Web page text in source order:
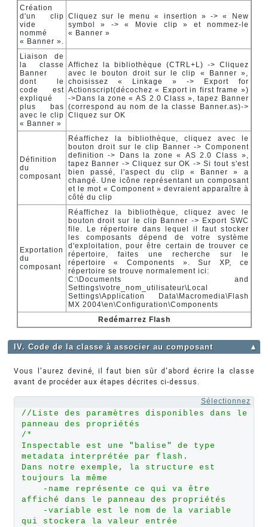
Création
d'un clip
vide
nommé
« Banner ».
Cliquez sur le menu « insertion » -> « New
symbol » -> « Movie clip » et nommez-le
« Banner »
Liaison de
la classe
Banner
dont le
code est
expliqué
plus bas
avec le clip
« Banner »
Affichez la bibliothèque (CTRL+L) -> Cliquez
avec le bouton droit sur le clip « Banner »,
choisissez « Linkage » -> Export for
Actionscript(décochez « Export in first frame »)
->Dans la zone « AS 2.0 Class », tapez Banner
(correspond au nom de la classe Banner.as)->
Cliquez sur OK
Définition
du
composant
Réaffichez la bibliothèque, cliquez avec le
bouton droit sur le clip Banner -> Component
definition -> Dans la zone « AS 2.0 Class »,
tapez Banner -> Cliquez sur OK -> Si tout s'est
bien passé, l'aspect du clip « Banner » a
changé. Une icône représentant un composant
et le mot « Component » devraient apparaître à
côté du clip
Exportation
du
composant
Réaffichez la bibliothèque, cliquez avec le
bouton droit sur le clip Banner -> Export SWC
file. Le répertoire dans lequel il faut stocker
les composants dépend de votre système
d'exploitation, pour être certain de trouver ce
répertoire, faites une recherche sur le
répertoire « Components ». Sur XP, ce
répertoire se trouve normalement ici:
C:\Documents and
Settings\votre_nom_utilisateur\Local
Settings\Application Data\Macromedia\Flash
MX 2004\en\Configuration\Components
Redémarrez Flash
IV. Code de la classe à associer au composant ▲
Vous l'aurez deviné, il faut bien sûr d'abord écrire la classe
avant de procéder aux étapes décrites ci-dessus.
Sélectionnez
//Liste des paramètres disponibles dans le
panneau des propriétés
/*
Inspectable est une "balise" de type
metadata interprétée par flash.
Dans notre exemple, la structure est
toujours la même
affiché dans le panneau des propriétés
qui stockera la valeur entrée